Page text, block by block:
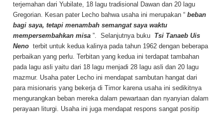
terjemahan dari Yubilate, 18 lagu tradisional Dawan dan 20 lagu
Gregorian. Kesan pater Lecho bahwa usaha ini merupakan “ beban
bagi saya, tetapi menambah semangat saya waktu
mempersembahkan misa ”. Selanjutnya buku Tsi Tanaeb Uis
Neno terbit untuk kedua kalinya pada tahun 1962 dengan beberapa
perbaikan yang perlu. Terbitan yang kedua ini terdapat tambahan
pada lagu asli yaitu dari 18 lagu menjadi 28 lagu asli dan 20 lagu
mazmur. Usaha pater Lecho ini mendapat sambutan hangat dari
para misionaris yang bekerja di Timor karena usaha ini sedikitnya
mengurangkan beban mereka dalam pewartaan dan nyanyian dalam
perayaan liturgi. Usaha ini juga mendapat respons sangat positip